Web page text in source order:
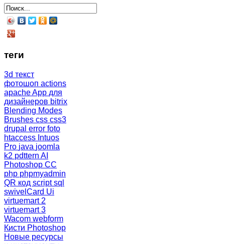
теги
3d текст
фотошоп actions
apacheApp для
дизайнеров bitrix
Blending Modes
Brushes css css3
drupal error foto
htaccess Intuos
Pro java joomla
k2 pdttern AI
Photoshop CC
php phpmyadmin
QR код scriptsql
swivelCard Ui
virtuemart 2
virtuemart 3
Wacom webform
Кисти Photoshop
Новые ресурсы